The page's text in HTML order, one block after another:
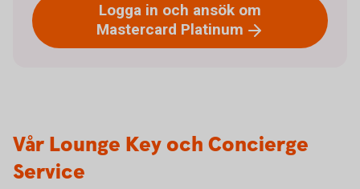
Logga in och ansök om
Mastercard Platinum
Vår Lounge Key och Concierge
Service